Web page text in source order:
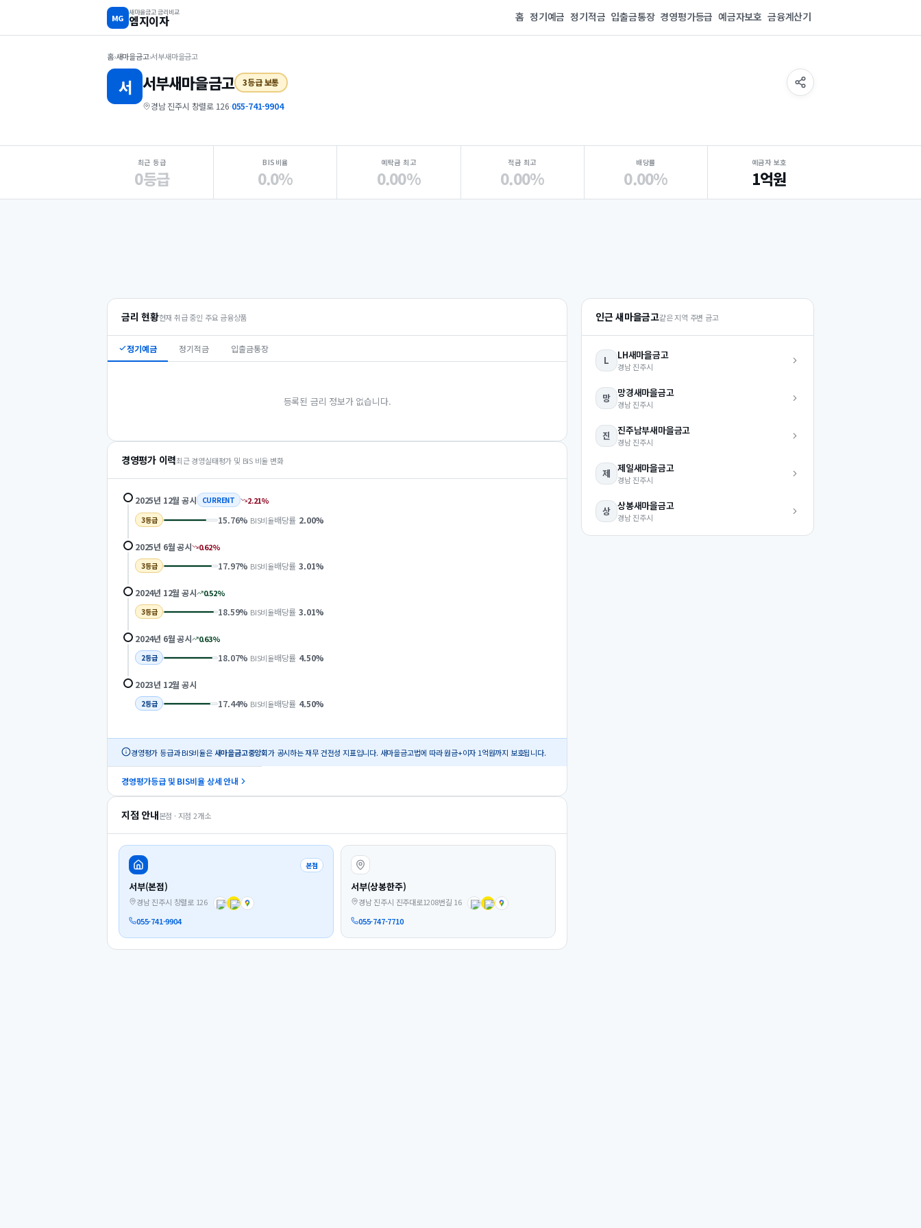
MG
새마을금고 금리비교
엠지이자 홈 정기예금 정기적금 입출금통장 경영평가등급 예금자보호 금융계산기
홈›새마을금고›서부새마을금고
서 서부새마을금고 3등급 보통
경남 진주시 창렬로 126·055-741-9904
최근 등급
0등급
BIS비율
0.0%
예탁금 최고
0.00%
적금 최고
0.00%
배당률
0.00%
예금자 보호
1억원
금리 현황현재 취급 중인 주요 금융상품
정기예금 정기적금 입출금통장
등록된 금리 정보가 없습니다.
경영평가 이력최근 경영실태평가 및 BIS 비율 변화
2025년 12월 공시 CURRENT 2.21%
3등급 15.76% BIS비율배당률 2.00%
2025년 6월공시 0.62%
3등급 17.97% BIS비율배당률 3.01%
2024년 12월 공시 0.52%
3등급 18.59% BIS비율배당률 3.01%
2024년 6월공시 0.63%
2등급 18.07% BIS비율배당률 4.50%
2023년 12월 공시
2등급 17.44% BIS비율배당률 4.50%
경영평가 등급과 BIS비율은 새마을금고중앙회가 공시하는 재무 건전성 지표입니다. 새마을금고법에 따라 원금+이자 1억원까지 보호됩니다.
경영평가등급 및 BIS비율 상세 안내
지점 안내본점 · 지점 2개소
본점
서부(본점)
경남 진주시 창렬로 126
055-741-9904
서부(상봉한주)
경남 진주시 진주대로1208번길 16
055-747-7710
인근 새마을금고같은 지역 주변 금고
L LH새마을금고
경남 진주시
망 망경새마을금고
경남 진주시
진 진주남부새마을금고
경남 진주시
제 제일새마을금고
경남 진주시
상 상봉새마을금고
경남 진주시